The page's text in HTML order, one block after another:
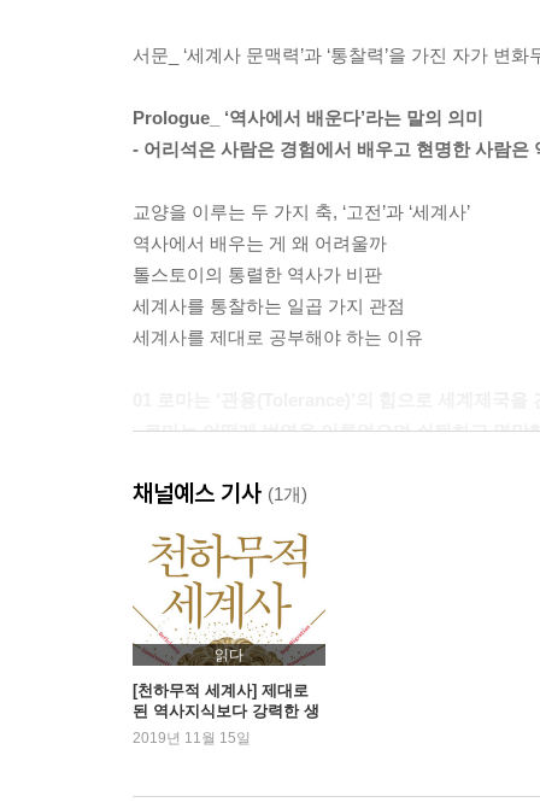
서문_ ‘세계사 문맥력’과 ‘통찰력’을 가진 자가 변
Prologue_ ‘역사에서 배운다’라는 말의 의미
- 어리석은 사람은 경험에서 배우고 현명한 사람은
교양을 이루는 두 가지 축, ‘고전’과 ‘세계사’
역사에서 배우는 게 왜 어려울까
톨스토이의 통렬한 역사가 비판
세계사를 통찰하는 일곱 가지 관점
세계사를 제대로 공부해야 하는 이유
- 로마는 어떻게 번영을 이루었으며 쇠퇴하고 멸망
소름 돋는 역사 속 평행이론
지중해 세계 1,000여 개 폴리스 중 로마만 제국이
시대가 변해도 로마사 연구가 끊이지 않는 이유
로마를 벤치마킹한 영국, 최고의 번영을 누리다
연출력과 쇼맨십으로 승부한 로마 황제 vs. 신비주
로마의 뛰어난 인프라는 왜 제국을 좀먹는 위험요
로마를 강대국으로 만든 두 가지, ‘관용’과 ‘패자부
무자비함과 관용의 두 얼굴을 가진 영웅 카이사르
채널예스 기사 (1개)
읽다
[천하무적 세계사] 제대로
된 역사지식보다 강력한 생
존무기는 없다
2019년 11월 15일